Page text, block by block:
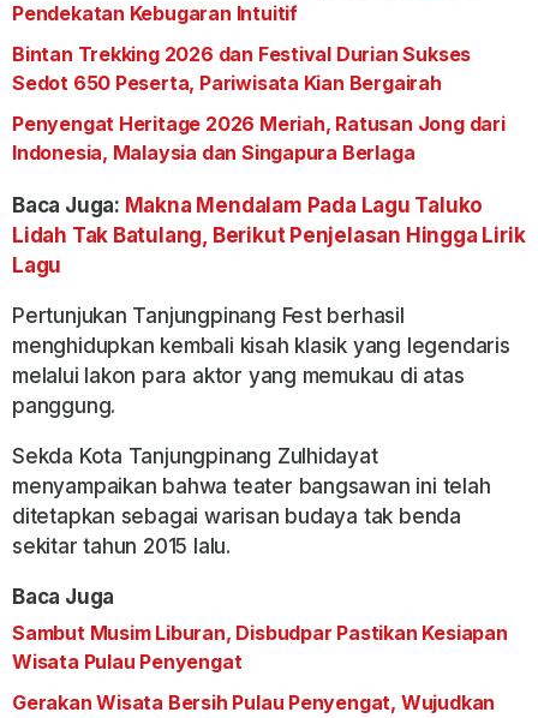
Pendekatan Kebugaran Intuitif
Bintan Trekking 2026 dan Festival Durian Sukses
Sedot 650 Peserta, Pariwisata Kian Bergairah
Penyengat Heritage 2026 Meriah, Ratusan Jong dari
Indonesia, Malaysia dan Singapura Berlaga
Baca Juga: Makna Mendalam Pada Lagu Taluko
Lidah Tak Batulang, Berikut Penjelasan Hingga Lirik
Lagu
Pertunjukan Tanjungpinang Fest berhasil
menghidupkan kembali kisah klasik yang legendaris
melalui lakon para aktor yang memukau di atas
panggung.
Sekda Kota Tanjungpinang Zulhidayat
menyampaikan bahwa teater bangsawan ini telah
ditetapkan sebagai warisan budaya tak benda
sekitar tahun 2015 lalu.
Baca Juga
Sambut Musim Liburan, Disbudpar Pastikan Kesiapan
Wisata Pulau Penyengat
Gerakan Wisata Bersih Pulau Penyengat, Wujudkan